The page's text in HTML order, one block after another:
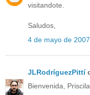
visitandote.
Saludos,
4 de mayo de
JLRodríguezPittí
Bienvenida,